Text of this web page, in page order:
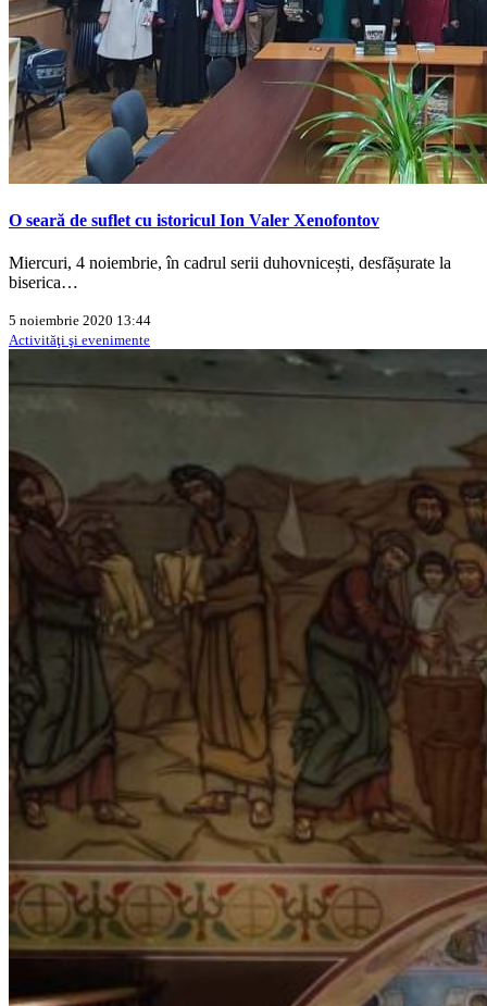
O seară de suflet cu istoricul Ion Valer Xenofontov
Miercuri, 4 noiembrie, în cadrul serii duhovnicești, desfășurate la
biserica…
5 noiembrie 2020 13:44
Activităţi şi evenimente